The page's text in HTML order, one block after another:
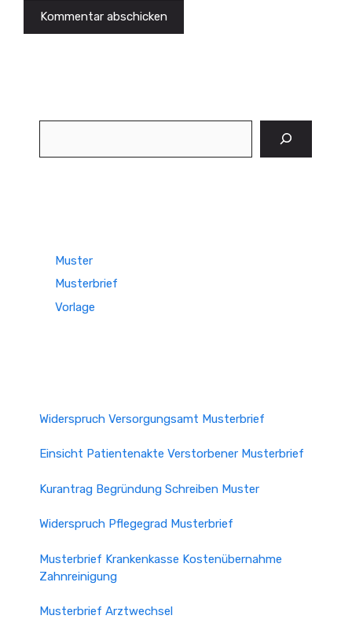
Muster
Musterbrief
Vorlage
Widerspruch Versorgungsamt Musterbrief
Einsicht Patientenakte Verstorbener Musterbrief
Kurantrag Begründung Schreiben Muster
Widerspruch Pflegegrad Musterbrief
Musterbrief Krankenkasse Kostenübernahme
Zahnreinigung
Musterbrief Arztwechsel